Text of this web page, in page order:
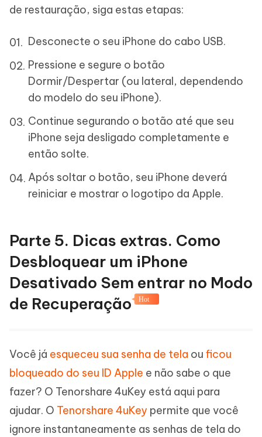
de restauração, siga estas etapas:
Desconecte o seu iPhone do cabo USB.
Pressione e segure o botão
Dormir/Despertar (ou lateral, dependendo
do modelo do seu iPhone).
Continue segurando o botão até que seu
iPhone seja desligado completamente e
então solte.
Após soltar o botão, seu iPhone deverá
reiniciar e mostrar o logotipo da Apple.
Parte 5. Dicas extras. Como
Desbloquear um iPhone
Desativado Sem entrar no Modo
de Recuperação
Hot
Você já esqueceu sua senha de tela ou ficou
bloqueado do seu ID Apple e não sabe o que
fazer? O Tenorshare 4uKey está aqui para
ajudar. O Tenorshare 4uKey permite que você
ignore instantaneamente as senhas de tela do